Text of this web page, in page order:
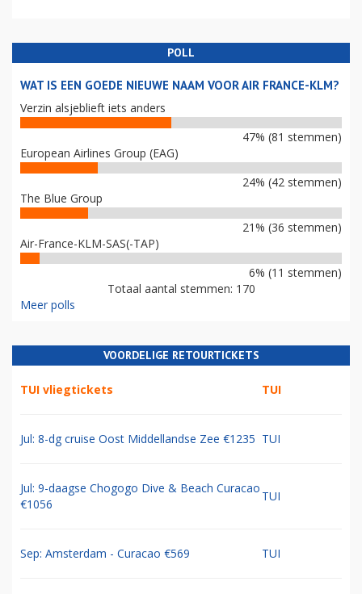
POLL
WAT IS EEN GOEDE NIEUWE NAAM VOOR AIR FRANCE-KLM?
Verzin alsjeblieft iets anders
47% (81 stemmen)
European Airlines Group (EAG)
24% (42 stemmen)
The Blue Group
21% (36 stemmen)
Air-France-KLM-SAS(-TAP)
6% (11 stemmen)
Totaal aantal stemmen: 170
Meer polls
VOORDELIGE RETOURTICKETS
TUI vliegtickets TUI
Jul: 8-dg cruise Oost Middellandse Zee €1235 TUI
Jul: 9-daagse Chogogo Dive & Beach Curacao
€1056
TUI
Sep: Amsterdam - Curacao €569 TUI